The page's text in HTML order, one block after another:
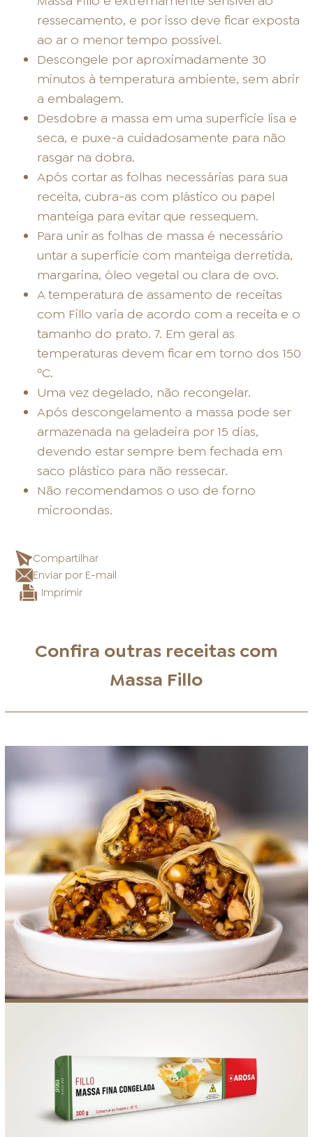
ressecamento, e por isso deve ficar exposta
ao ar o menor tempo possível.
Descongele por aproximadamente 30
minutos à temperatura ambiente, sem abrir
a embalagem.
Desdobre a massa em uma superfície lisa e
seca, e puxe-a cuidadosamente para não
rasgar na dobra.
Após cortar as folhas necessárias para sua
receita, cubra-as com plástico ou papel
manteiga para evitar que ressequem.
Para unir as folhas de massa é necessário
untar a superfície com manteiga derretida,
margarina, óleo vegetal ou clara de ovo.
A temperatura de assamento de receitas
com Fillo varia de acordo com a receita e o
tamanho do prato. 7. Em geral as
temperaturas devem ficar em torno dos 150
ºC.
Uma vez degelado, não recongelar.
Após descongelamento a massa pode ser
armazenada na geladeira por 15 dias,
devendo estar sempre bem fechada em
saco plástico para não ressecar.
Não recomendamos o uso de forno
microondas.
Compartilhar
Enviar por E-mail
Imprimir
Confira outras receitas com
Massa Fillo